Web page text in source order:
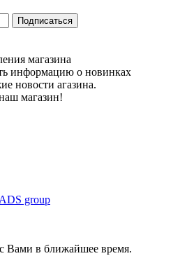
Подписаться
магазина
информацию о новинках
новости агазина.
магазин!
ADS group
Вами в ближайшее время.